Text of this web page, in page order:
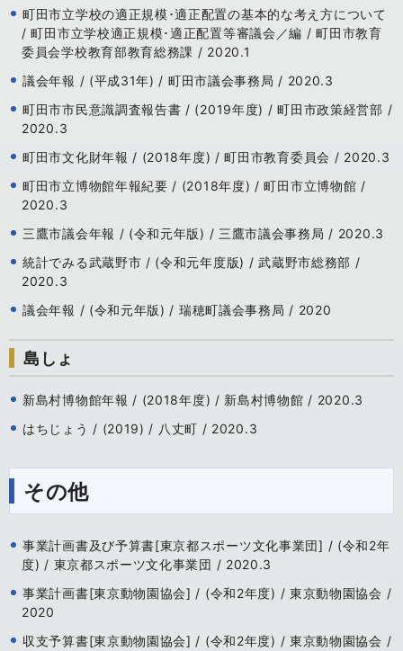
町田市立学校の適正規模･適正配置の基本的な考え方について
/ 町田市立学校適正規模･適正配置等審議会／編 / 町田市教育
委員会学校教育部教育総務課 / 2020.1
議会年報 / (平成31年) / 町田市議会事務局 / 2020.3
町田市市民意識調査報告書 / (2019年度) / 町田市政策経営部 /
2020.3
町田市文化財年報 / (2018年度) / 町田市教育委員会 / 2020.3
町田市立博物館年報紀要 / (2018年度) / 町田市立博物館 /
2020.3
三鷹市議会年報 / (令和元年版) / 三鷹市議会事務局 / 2020.3
統計でみる武蔵野市 / (令和元年度版) / 武蔵野市総務部 /
2020.3
議会年報 / (令和元年版) / 瑞穂町議会事務局 / 2020
島しょ
新島村博物館年報 / (2018年度) / 新島村博物館 / 2020.3
はちじょう / (2019) / 八丈町 / 2020.3
その他
事業計画書及び予算書[東京都スポーツ文化事業団] / (令和2年
度) / 東京都スポーツ文化事業団 / 2020.3
事業計画書[東京動物園協会] / (令和2年度) / 東京動物園協会 /
2020
収支予算書[東京動物園協会] / (令和2年度) / 東京動物園協会 /